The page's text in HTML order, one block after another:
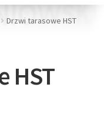
Drzwi tarasowe HST
HST